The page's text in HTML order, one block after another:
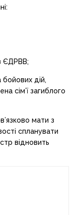
ЄДРВВ;
бойових дій,
сім’ї загиблого
мати з
спланувати
відновить